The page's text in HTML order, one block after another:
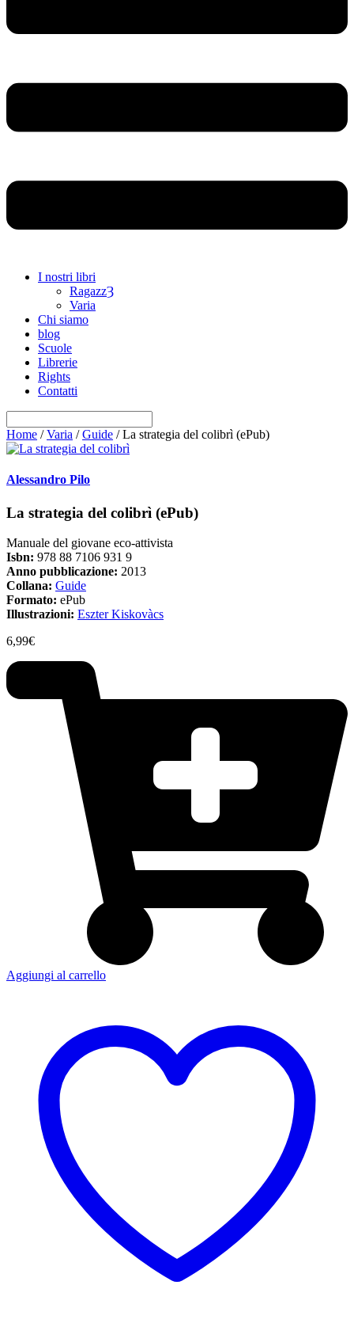
I nostri libri
RagazzȜ
Varia
Chi siamo
blog
Scuole
Librerie
Rights
Contatti
Home /Varia /Guide / La strategia del colibrì (ePub)
Alessandro Pilo
La strategia del colibrì (ePub)
Manuale del giovane eco-attivista
Isbn: 978 88 7106 931 9
Anno pubblicazione: 2013
Collana: Guide
Formato: ePub
Illustrazioni: Eszter Kiskovàcs
6,99€
Aggiungi al carrello